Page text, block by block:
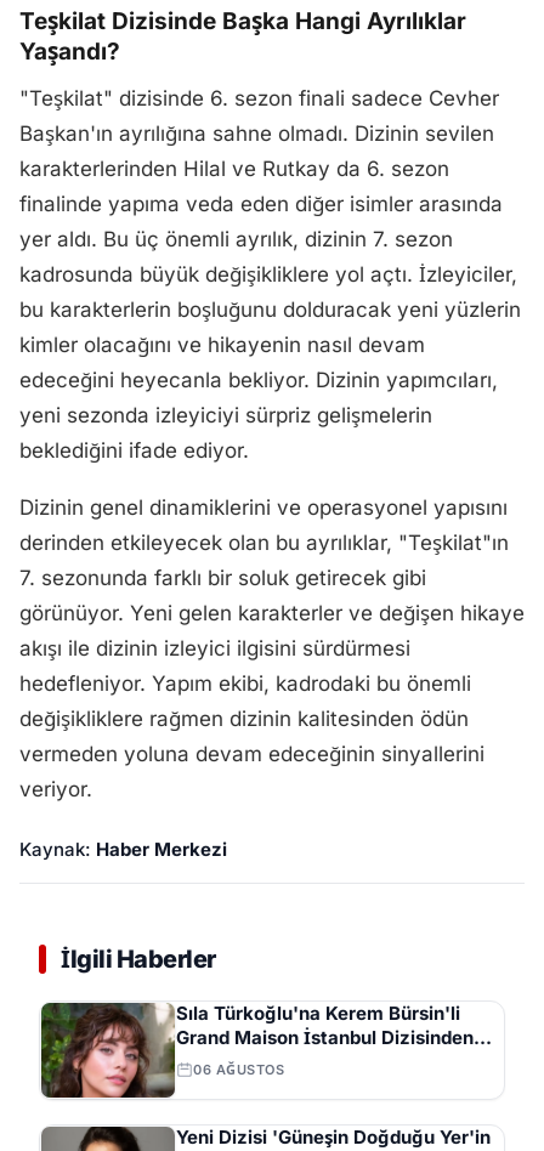
Teşkilat Dizisinde Başka Hangi Ayrılıklar
Yaşandı?
"Teşkilat" dizisinde 6. sezon finali sadece Cevher
Başkan'ın ayrılığına sahne olmadı. Dizinin sevilen
karakterlerinden Hilal ve Rutkay da 6. sezon
finalinde yapıma veda eden diğer isimler arasında
yer aldı. Bu üç önemli ayrılık, dizinin 7. sezon
kadrosunda büyük değişikliklere yol açtı. İzleyiciler,
bu karakterlerin boşluğunu dolduracak yeni yüzlerin
kimler olacağını ve hikayenin nasıl devam
edeceğini heyecanla bekliyor. Dizinin yapımcıları,
yeni sezonda izleyiciyi sürpriz gelişmelerin
beklediğini ifade ediyor.
Dizinin genel dinamiklerini ve operasyonel yapısını
derinden etkileyecek olan bu ayrılıklar, "Teşkilat"ın
7. sezonunda farklı bir soluk getirecek gibi
görünüyor. Yeni gelen karakterler ve değişen hikaye
akışı ile dizinin izleyici ilgisini sürdürmesi
hedefleniyor. Yapım ekibi, kadrodaki bu önemli
değişikliklere rağmen dizinin kalitesinden ödün
vermeden yoluna devam edeceğinin sinyallerini
veriyor.
Kaynak: Haber Merkezi
İlgili Haberler
Sıla Türkoğlu'na Kerem Bürsin'li
Grand Maison İstanbul Dizisinden
Başrol Teklifi
06 AĞUSTOS
Yeni Dizisi 'Güneşin Doğduğu Yer'in